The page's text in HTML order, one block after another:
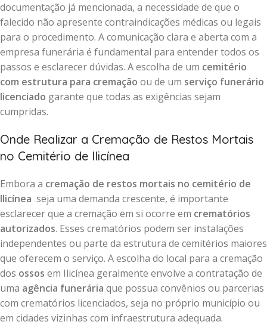
documentação já mencionada, a necessidade de que o
falecido não apresente contraindicações médicas ou legais
para o procedimento. A comunicação clara e aberta com a
empresa funerária é fundamental para entender todos os
passos e esclarecer dúvidas. A escolha de um cemitério
com estrutura para cremação ou de um serviço funerário
licenciado garante que todas as exigências sejam
cumpridas.
Onde Realizar a Cremação de Restos Mortais
no Cemitério de Ilicínea
Embora a cremação de restos mortais no cemitério de
Ilicínea seja uma demanda crescente, é importante
esclarecer que a cremação em si ocorre em crematórios
autorizados. Esses crematórios podem ser instalações
independentes ou parte da estrutura de cemitérios maiores
que oferecem o serviço. A escolha do local para a cremação
dos ossos em Ilicínea geralmente envolve a contratação de
uma agência funerária que possua convênios ou parcerias
com crematórios licenciados, seja no próprio município ou
em cidades vizinhas com infraestrutura adequada.